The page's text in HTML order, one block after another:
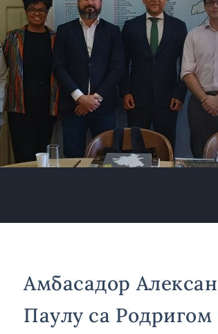
Амбасадор
Паулу са